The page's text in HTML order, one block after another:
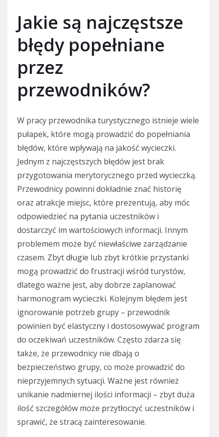
Jakie są najczęstsze
błędy popełniane
przez
przewodników?
W pracy przewodnika turystycznego istnieje wiele
pułapek, które mogą prowadzić do popełniania
błędów, które wpływają na jakość wycieczki.
Jednym z najczęstszych błędów jest brak
przygotowania merytorycznego przed wycieczką.
Przewodnicy powinni dokładnie znać historię
oraz atrakcje miejsc, które prezentują, aby móc
odpowiedzieć na pytania uczestników i
dostarczyć im wartościowych informacji. Innym
problemem może być niewłaściwe zarządzanie
czasem. Zbyt długie lub zbyt krótkie przystanki
mogą prowadzić do frustracji wśród turystów,
dlatego ważne jest, aby dobrze zaplanować
harmonogram wycieczki. Kolejnym błędem jest
ignorowanie potrzeb grupy – przewodnik
powinien być elastyczny i dostosowywać program
do oczekiwań uczestników. Często zdarza się
także, że przewodnicy nie dbają o
bezpieczeństwo grupy, co może prowadzić do
nieprzyjemnych sytuacji. Ważne jest również
unikanie nadmiernej ilości informacji – zbyt duża
ilość szczegółów może przytłoczyć uczestników i
sprawić, że stracą zainteresowanie.